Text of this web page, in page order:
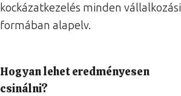
kockázatkezelés minden vállalkozási
formában alapelv.
Hogyan lehet eredményesen
csinálni?